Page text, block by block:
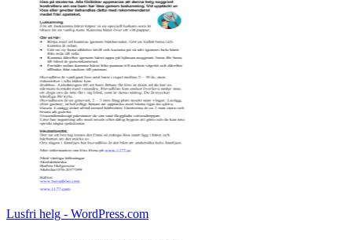
Lusfri helg - WordPress.com